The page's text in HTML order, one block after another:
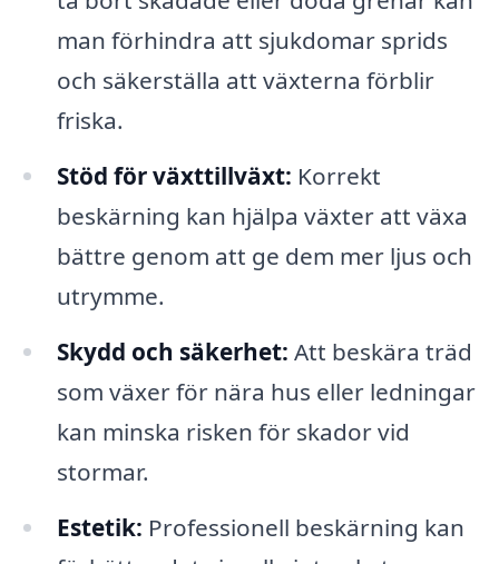
man förhindra att sjukdomar sprids
och säkerställa att växterna förblir
friska.
Stöd för växttillväxt: Korrekt
beskärning kan hjälpa växter att växa
bättre genom att ge dem mer ljus och
utrymme.
Skydd och säkerhet: Att beskära träd
som växer för nära hus eller ledningar
kan minska risken för skador vid
stormar.
Estetik: Professionell beskärning kan